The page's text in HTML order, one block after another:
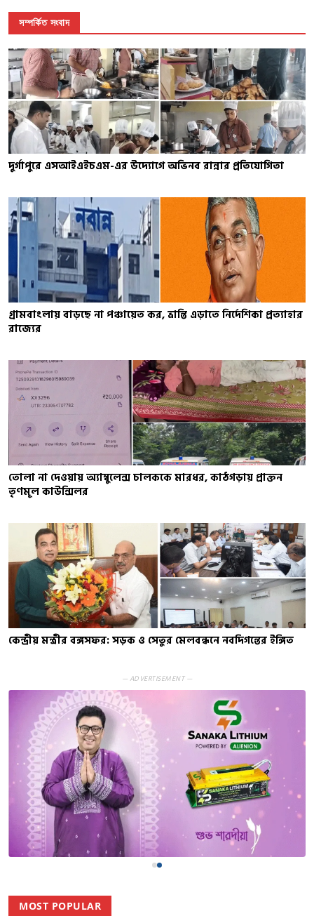
সম্পর্কিত সংবাদ
দুর্গাপুরে এসআইএইচএম-এর উদ্যোগে অভিনব রান্নার প্রতিযোগিতা
গ্রামবাংলায় বাড়ছে না পঞ্চায়েত কর, ভ্রান্তি এড়াতে নির্দেশিকা প্রত্যাহার
রাজ্যের
তোলা না দেওয়ায় অ্যাম্বুলেন্স চালককে মারধর, কাঠগড়ায় প্রাক্তন
তৃণমূল কাউন্সিলর
কেন্দ্রীয় মন্ত্রীর বঙ্গসফর: সড়ক ও সেতুর মেলবন্ধনে নবদিগন্তের ইঙ্গিত
— ADVERTISEMENT —
MOST POPULAR